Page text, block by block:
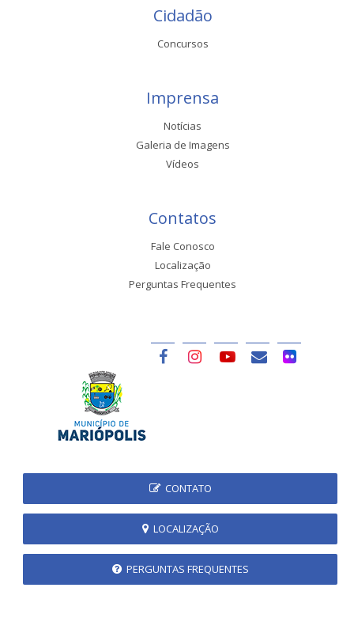
Cidadão
Concursos
Imprensa
Notícias
Galeria de Imagens
Vídeos
Contatos
Fale Conosco
Localização
Perguntas Frequentes
CONTATO
LOCALIZAÇÃO
PERGUNTAS FREQUENTES